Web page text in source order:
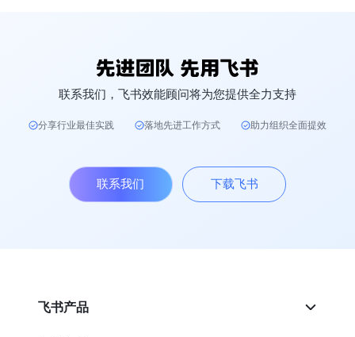
联系我们，飞书效能顾问将为您提供全力支持
分享行业最佳实践 落地先进工作方式 助力组织全面提效
联系我们 下载飞书
飞书产品